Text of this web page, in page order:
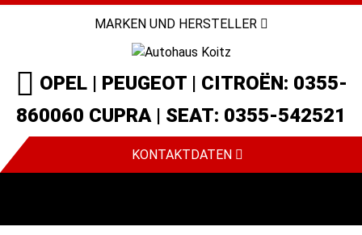
MARKEN UND HERSTELLER
OPEL | PEUGEOT | CITROËN: 0355-
860060 CUPRA | SEAT: 0355-542521
KONTAKTDATEN